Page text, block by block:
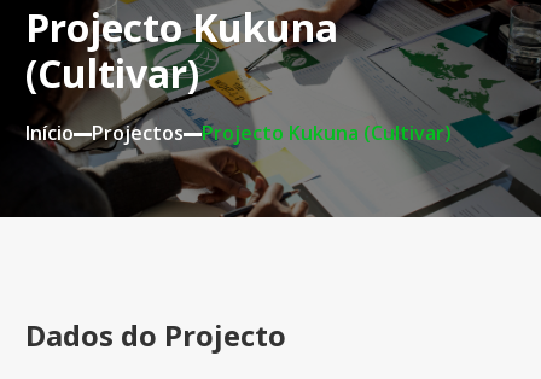
Projecto Kukuna
(Cultivar)
Início Projectos Projecto Kukuna (Cultivar)
Dados do Projecto